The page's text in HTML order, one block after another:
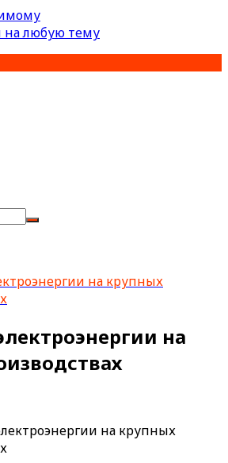
на крупных
на